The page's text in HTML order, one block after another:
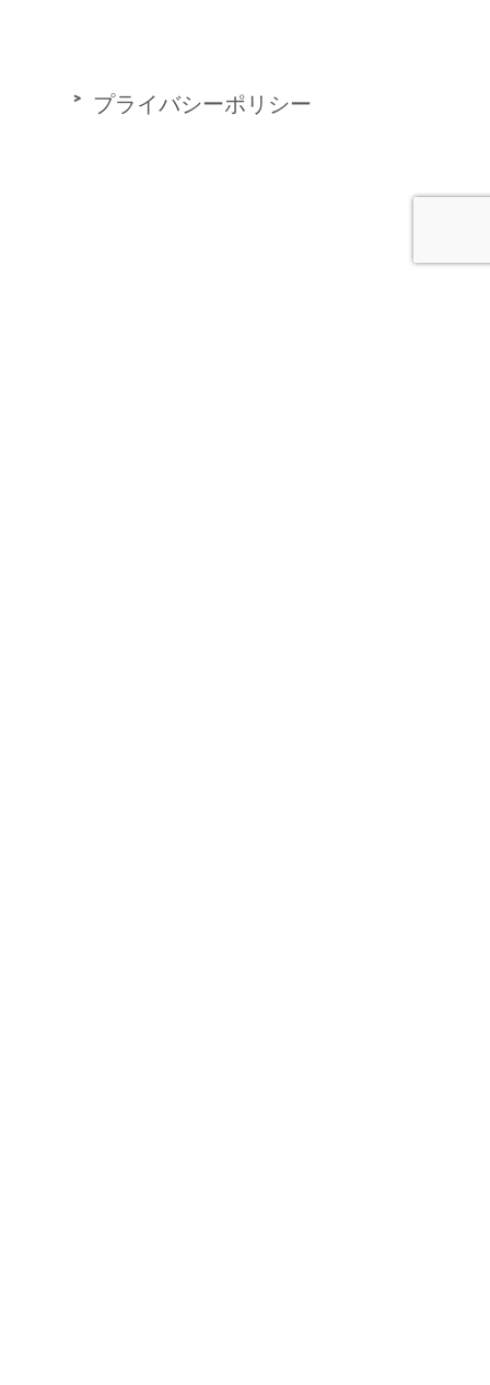
プライバシーポリシー